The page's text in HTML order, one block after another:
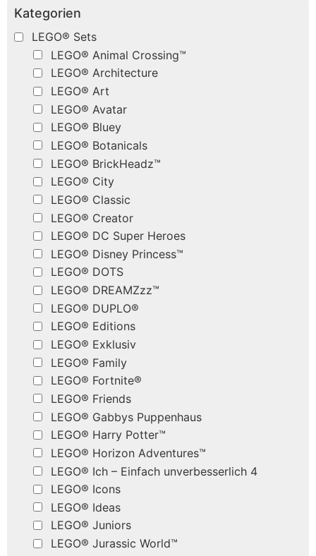
Kategorien
LEGO® Sets
LEGO® Animal Crossing™
LEGO® Architecture
LEGO® Art
LEGO® Avatar
LEGO® Bluey
LEGO® Botanicals
LEGO® BrickHeadz™
LEGO® City
LEGO® Classic
LEGO® Creator
LEGO® DC Super Heroes
LEGO® Disney Princess™
LEGO® DOTS
LEGO® DREAMZzz™
LEGO® DUPLO®
LEGO® Editions
LEGO® Exklusiv
LEGO® Family
LEGO® Fortnite®
LEGO® Friends
LEGO® Gabbys Puppenhaus
LEGO® Harry Potter™
LEGO® Horizon Adventures™
LEGO® Ich – Einfach unverbesserlich 4
LEGO® Icons
LEGO® Ideas
LEGO® Juniors
LEGO® Jurassic World™